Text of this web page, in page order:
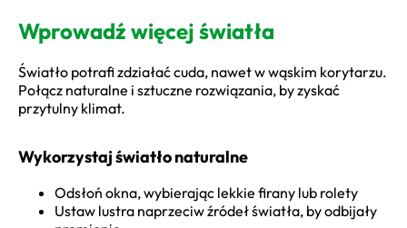
Wprowadź więcej światła
Światło potrafi zdziałać cuda, nawet w wąskim korytarzu.
Połącz naturalne i sztuczne rozwiązania, by zyskać
przytulny klimat.
Wykorzystaj światło naturalne
Odsłoń okna, wybierając lekkie firany lub rolety
Ustaw lustra naprzeciw źródeł światła, by odbijały